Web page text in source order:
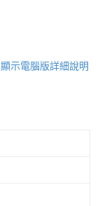
顯示電腦版詳細說明